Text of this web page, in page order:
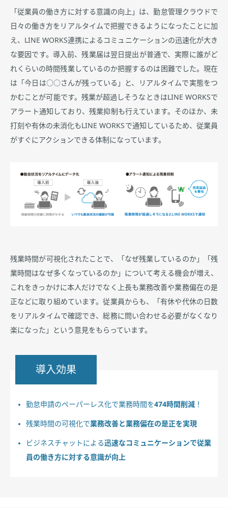
「従業員の働き方に対する意識の向上」は、勤怠管理クラウドで
日々の働き方をリアルタイムで把握できるようになったことに加
え、LINE WORKS連携によるコミュニケーションの迅速化が大き
な要因です。導入前、残業届は翌日提出が普通で、実際に誰がど
れくらいの時間残業しているのか把握するのは困難でした。現在
は「今日は○○さんが残っている」と、リアルタイムで実態をつ
かむことが可能です。残業が超過しそうなときはLINE WORKSで
アラート通知しており、残業抑制も行えています。そのほか、未
打刻や有休の未消化もLINE WORKSで通知しているため、従業員
がすぐにアクションできる体制になっています。
残業時間が可視化されたことで、「なぜ残業しているのか」「残
業時間はなぜ多くなっているのか」について考える機会が増え、
これをきっかけに本人だけでなく上長も業務改善や業務偏在の是
正などに取り組めています。従業員からも、「有休や代休の日数
をリアルタイムで確認でき、総務に問い合わせる必要がなくなり
楽になった」という意見をもらっています。
導入効果
勤怠申請のペーパーレス化で業務時間を474時間削減 ！
残業時間の可視化で業務改善と業務偏在の是正を実現
ビジネスチャットによる迅速なコミュニケーションで従業
員の働き方に対する意識が向上